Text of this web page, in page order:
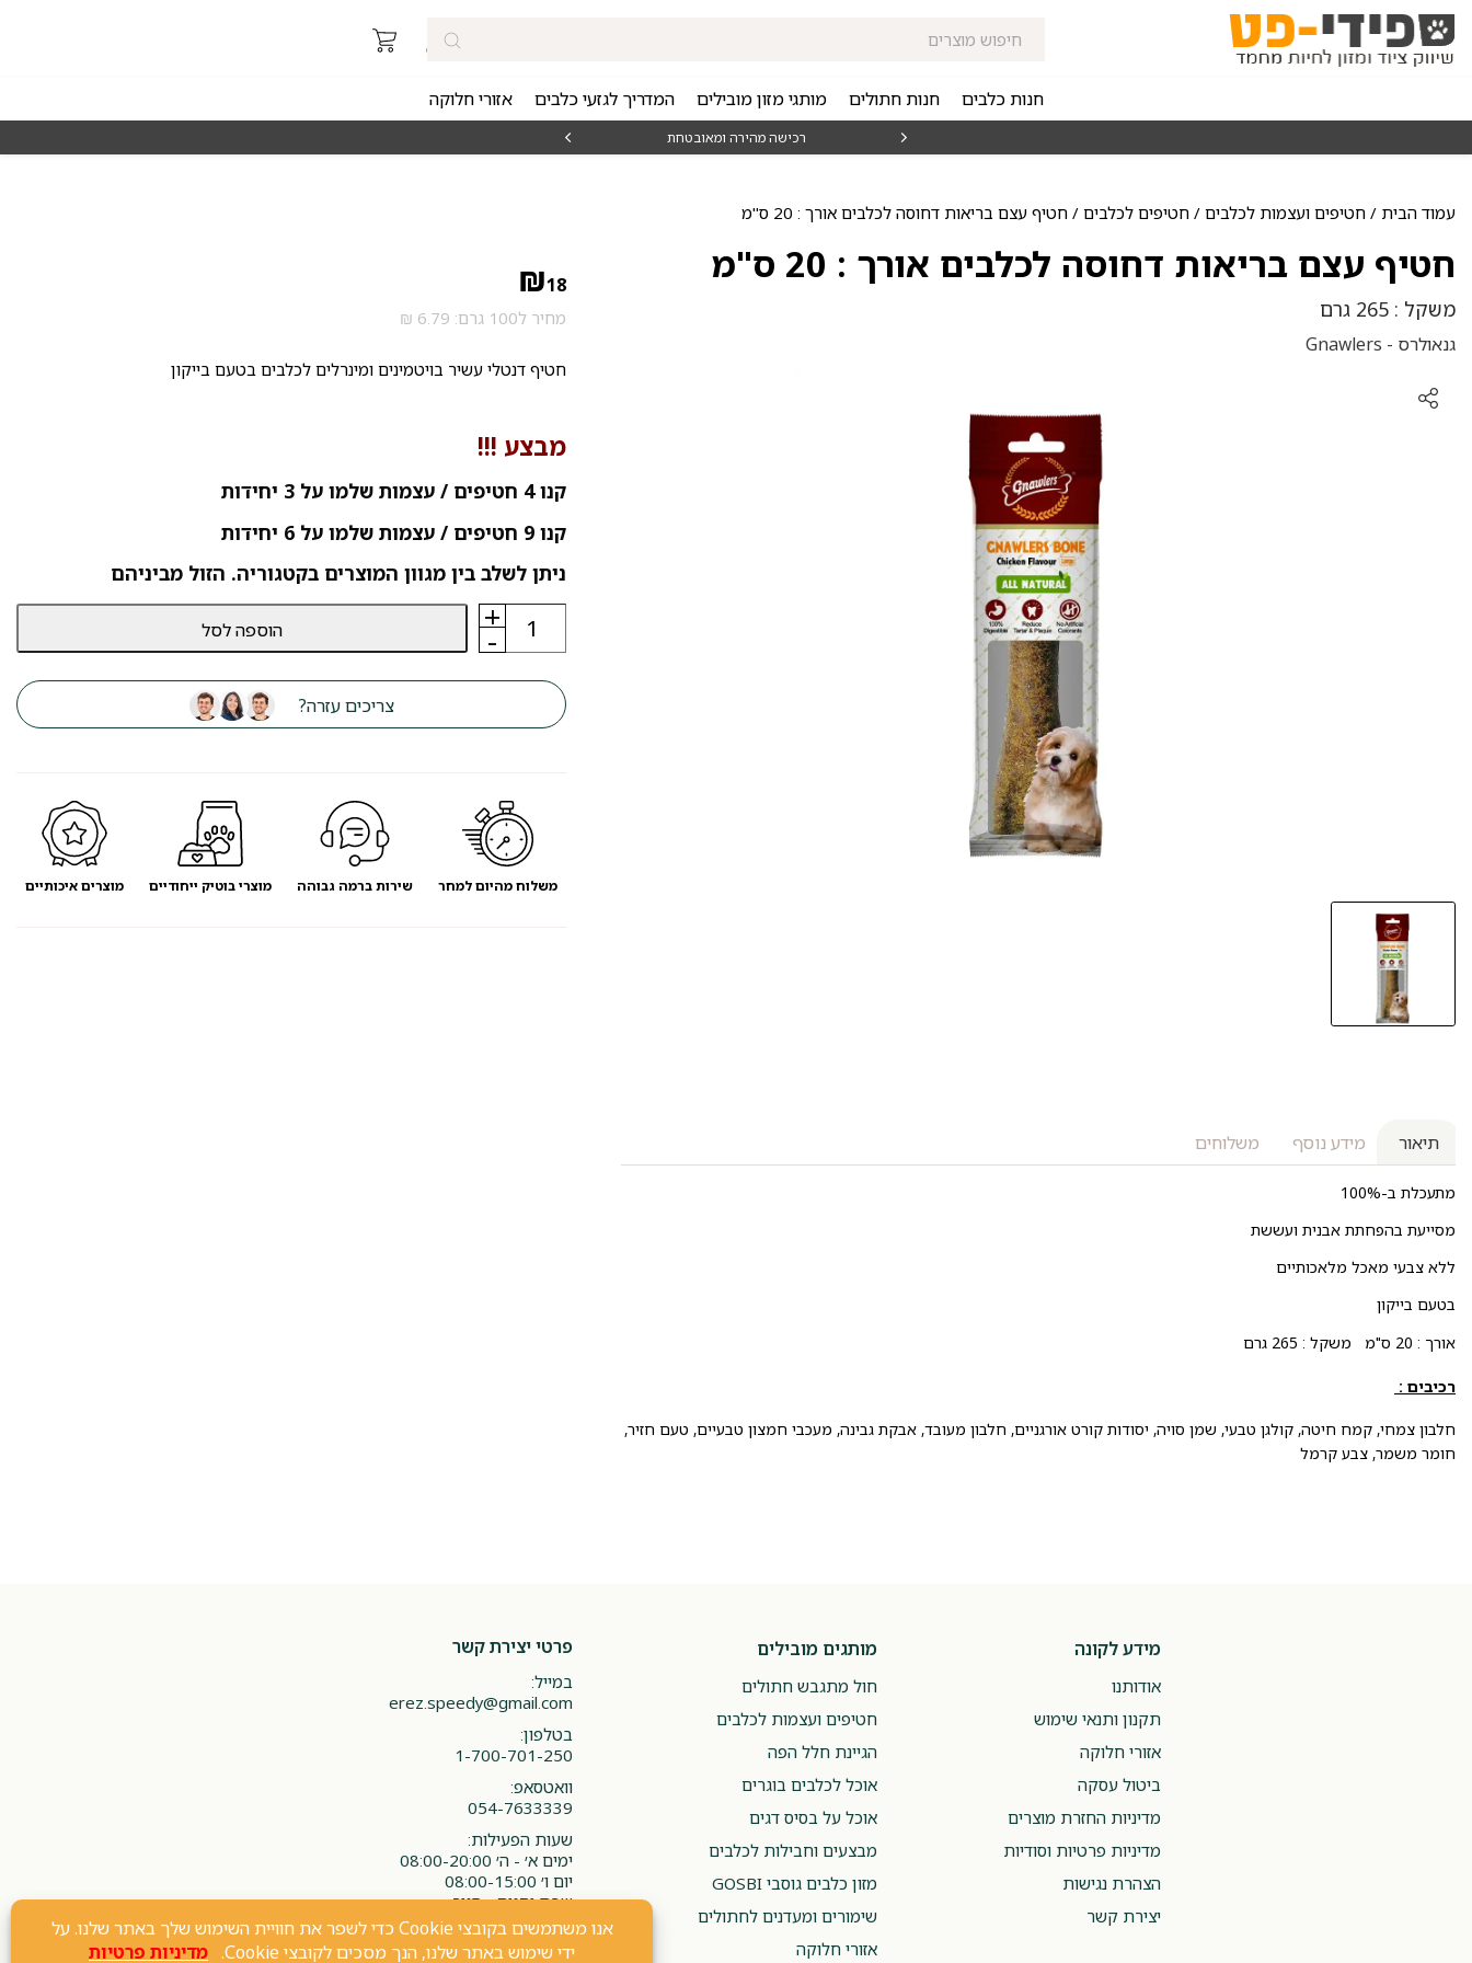
חנות כלבים חנות חתולים מותגי מזון מובילים המדריך לגזעי כלבים אזורי חלוקה
רכישה מהירה ומאובטחת
עמוד הבית / חטיפים ועצמות לכלבים / חטיפים לכלבים / חטיף עצם בריאות דחוסה לכלבים אורך : 20 ס"מ
חטיף עצם בריאות דחוסה לכלבים אורך : 20 ס"מ
משקל : 265 גרם
גנאולרס - Gnawlers
תיאור מידע נוסף משלוחים
מתעכלת ב-100%
מסייעת בהפחתת אבנית ועששת
ללא צבעי מאכל מלאכותיים
בטעם בייקון
אורך : 20 ס"מ משקל : 265 גרם
רכיבים :
חלבון צמחי, קמח חיטה, קולגן טבעי, שמן סויה, יסודות קורט אורגניים, חלבון מעובד, אבקת גבינה, מעכבי חמצון טבעיים, טעם חזיר,
חומר משמר, צבע קרמל
₪18
מחיר ל100 גרם: 6.79 ₪
חטיף דנטלי עשיר בויטמינים ומינרלים לכלבים בטעם בייקון
מבצע !!!
קנו 4 חטיפים / עצמות שלמו על 3 יחידות
קנו 9 חטיפים / עצמות שלמו על 6 יחידות
ניתן לשלב בין מגוון המוצרים בקטגוריה. הזול מביניהם
-
כמות
חטיף
בריאות
דחוסה
לכלבים
+ הוספה לסל
צריכים עזרה?
משלוח מהיום למחר שירות ברמה גבוהה מוצרי בוטיק ייחודיים מוצרים איכותיים
מידע לקונה
אודותנו
תקנון ותנאי שימוש
אזורי חלוקה
ביטול עסקה
מדיניות החזרת מוצרים
מדיניות פרטיות וסודיות
הצהרת נגישות
יצירת קשר
מותגים מובילים
חול מתגבש חתולים
חטיפים ועצמות לכלבים
הגיינת חלל הפה
אוכל לכלבים בוגרים
אוכל על בסיס דגים
מבצעים וחבילות לכלבים
מזון כלבים גוסבי GOSBI
שימורים ומעדנים לחתולים
אזורי חלוקה
פרטי יצירת קשר
במייל:
erez.speedy@gmail.com
בטלפון:
1-700-701-250
וואטסאפ:
054-7633339
שעות הפעילות:
ימים א׳ - ה׳ 08:00-20:00
יום ו׳ 08:00-15:00
שבת וחגים - סגור